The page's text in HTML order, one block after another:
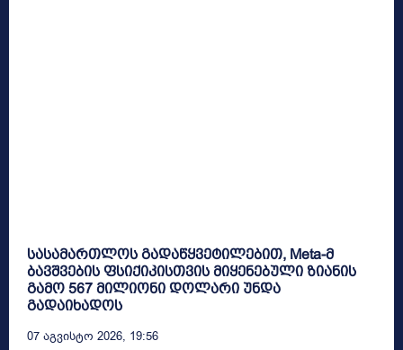
სასამართლოს გადაწყვეტილებით, Meta-მ
ბავშვების ფსიქიკისთვის მიყენებული ზიანის
გამო 567 მილიონი დოლარი უნდა
გადაიხადოს
07 Აგვისტო 2026, 19:56